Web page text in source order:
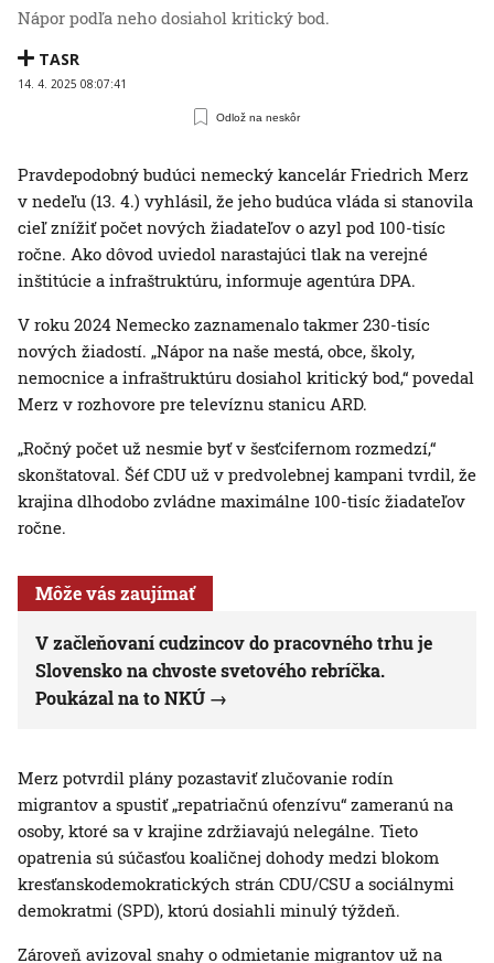
Nápor podľa neho dosiahol kritický bod.
TASR
14. 4. 2025 08:07:41
Odlož na neskôr
Pravdepodobný budúci nemecký kancelár Friedrich Merz
v nedeľu (13. 4.) vyhlásil, že jeho budúca vláda si stanovila
cieľ znížiť počet nových žiadateľov o azyl pod 100-tisíc
ročne. Ako dôvod uviedol narastajúci tlak na verejné
inštitúcie a infraštruktúru, informuje agentúra DPA.
V roku 2024 Nemecko zaznamenalo takmer 230-tisíc
nových žiadostí. „Nápor na naše mestá, obce, školy,
nemocnice a infraštruktúru dosiahol kritický bod,“ povedal
Merz v rozhovore pre televíznu stanicu ARD.
„Ročný počet už nesmie byť v šesťcifernom rozmedzí,“
skonštatoval. Šéf CDU už v predvolebnej kampani tvrdil, že
krajina dlhodobo zvládne maximálne 100-tisíc žiadateľov
ročne.
Môže vás zaujímať
V začleňovaní cudzincov do pracovného trhu je
Slovensko na chvoste svetového rebríčka.
Poukázal na to NKÚ
Merz potvrdil plány pozastaviť zlučovanie rodín
migrantov a spustiť „repatriačnú ofenzívu“ zameranú na
osoby, ktoré sa v krajine zdržiavajú nelegálne. Tieto
opatrenia sú súčasťou koaličnej dohody medzi blokom
kresťanskodemokratických strán CDU/CSU a sociálnymi
demokratmi (SPD), ktorú dosiahli minulý týždeň.
Zároveň avizoval snahy o odmietanie migrantov už na